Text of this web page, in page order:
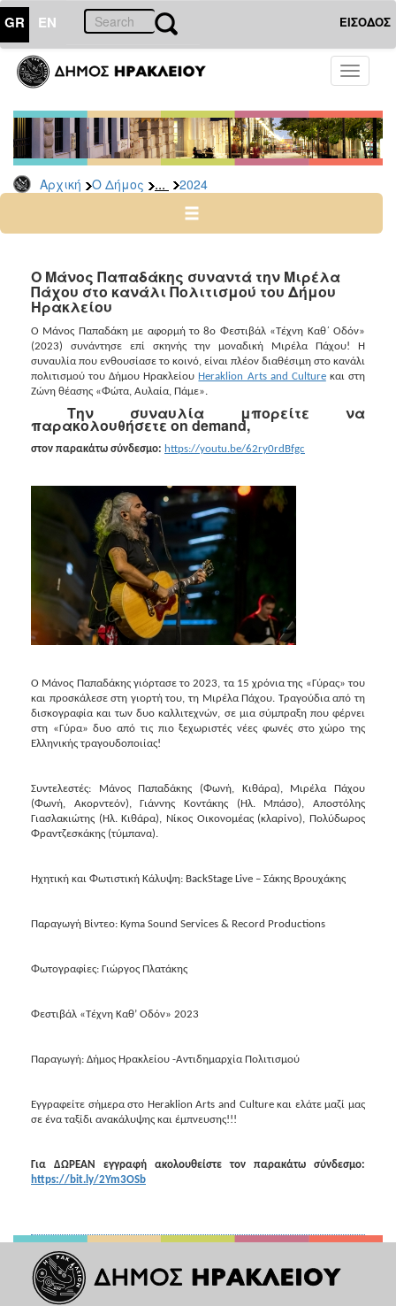
GR EN ΕΙΣΟΔΟΣ
Toggle
Αρχική Ο Δήμος ... 2024
ΔΗΜΟΣ
Δελτία
Τύπου
Αρχείο
2026
2024
2022
2021
2020
2019
2018
2017
2016
2013
2012
2011
2010
2006
ΤΟΠΟΣ
ΑΝΘΕΚΤΙΚΗ
ΠΟΛΗ
Ο Μάνος Παπαδάκης συναντά την Μιρέλα
Πάχου στο κανάλι Πολιτισμού του Δήμου
Ηρακλείου
Ο Μάνος Παπαδάκη με αφορμή το 8ο Φεστιβάλ «Τέχνη Καθ΄ Οδόν»
(2023) συνάντησε επί σκηνής την μοναδική Μιρέλα Πάχου! Η
συναυλία που ενθουσίασε το κοινό, είναι πλέον διαθέσιμη στο κανάλι
πολιτισμού του Δήμου Ηρακλείου Heraklion Arts and Cultureκαι στη
Ζώνη θέασης «Φώτα, Αυλαία, Πάμε».
Την συναυλία μπορείτε να
παρακολουθήσετεon demand,
στον παρακάτω σύνδεσμο: https://youtu.be/62ry0rdBfgc
Ο Μάνος Παπαδάκης γιόρτασε το 2023, τα 15 χρόνια της «Γύρας» του
και προσκάλεσε στη γιορτή του, τη Μιρέλα Πάχου. Τραγούδια από τη
δισκογραφία και των δυο καλλιτεχνών, σε μια σύμπραξη που φέρνει
στη «Γύρα» δυο από τις πιο ξεχωριστές νέες φωνές στο χώρο της
Ελληνικής τραγουδοποιίας!
Συντελεστές: Μάνος Παπαδάκης (Φωνή, Κιθάρα), Μιρέλα Πάχου
(Φωνή, Ακορντεόν), Γιάννης Κοντάκης (Ηλ. Μπάσο), Αποστόλης
Γιασλακιώτης (Ηλ. Κιθάρα), Νίκος Οικονομέας (κλαρίνο), Πολύδωρος
Φραντζεσκάκης (τύμπανα).
Ηχητική και Φωτιστική Κάλυψη: BackStage Live – Σάκης Βρουχάκης
Παραγωγή Βίντεο: Kyma Sound Services & Record Productions
Φωτογραφίες: Γιώργος Πλατάκης
Φεστιβάλ «Τέχνη Καθ’ Οδόν» 2023
Παραγωγή: Δήμος Ηρακλείου -Αντιδημαρχία Πολιτισμού
Εγγραφείτε σήμερα στο Heraklion Arts and Cultureκαι ελάτε μαζί μας
σε ένα ταξίδι ανακάλυψης και έμπνευσης!!!
Για ΔΩΡΕΑΝ εγγραφή ακολουθείστε τον παρακάτω σύνδεσμο:
https://bit.ly/2Ym3OSb